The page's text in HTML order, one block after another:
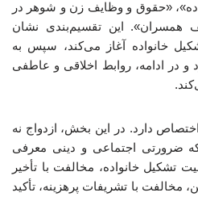
«حقوق و وظایف زن و شوهر در
همسران». این تقسیم‌بندی نشان
خانواده آغاز می‌کند، سپس به
در ادامه، روابط اخلاقی و عاطفی
دارد. در این بخش، ازدواج نه
ضرورتی اجتماعی و دینی معرفی
تشکیل خانواده، مخالفت با تأخیر
مخالفت با تشریفات پرهزینه، تأکید